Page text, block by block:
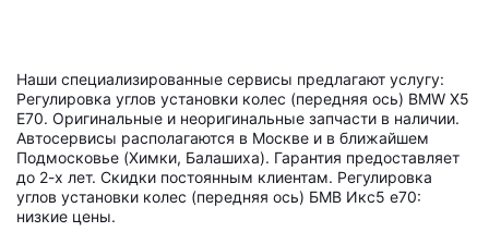
Наши специализированные сервисы предлагают услугу:
Регулировка углов установки колес (передняя ось) BMW X5
E70. Оригинальные и неоригинальные запчасти в наличии.
Автосервисы располагаются в Москве и в ближайшем
Подмосковье (Химки, Балашиха). Гарантия предоставляет
до 2-х лет. Скидки постоянным клиентам. Регулировка
углов установки колес (передняя ось) БМВ Икс5 е70:
низкие цены.